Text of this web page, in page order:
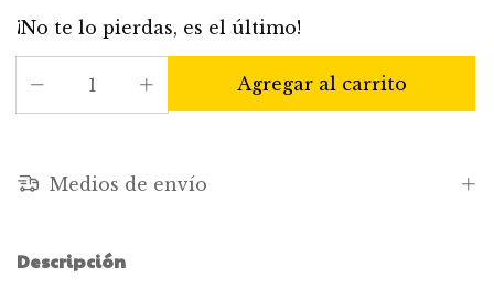
¡No te lo pierdas, es el último!
Medios de envío
Descripción